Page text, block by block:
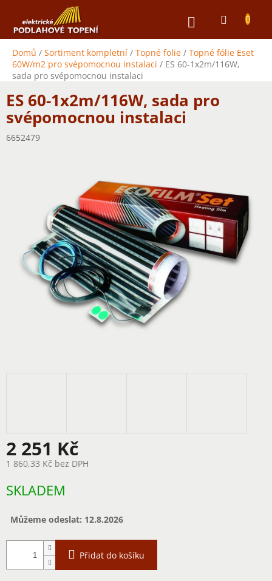
obsah
NÁKUPNÍ
Domů / Sortiment kompletní / Topné folie / Topné fólie Eset
60W/m2 pro svépomocnou instalaci / ES 60-1x2m/116W,
sada pro svépomocnou instalaci
ES 60-1x2m/116W, sada pro
svépomocnou instalaci
6652479
2 251 Kč
1 860,33 Kč bez DPH
cena:
SKLADEM
Můžeme odeslat: 12.8.2026
Přidat do košíku